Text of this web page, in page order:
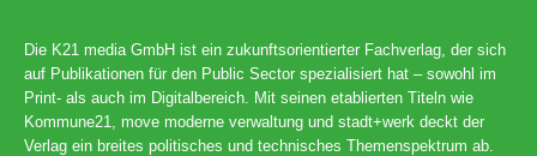
Die K21 media GmbH ist ein zukunftsorientierter Fachverlag, der sich
auf Publikationen für den Public Sector spezialisiert hat – sowohl im
Print- als auch im Digitalbereich. Mit seinen etablierten Titeln wie
Kommune21, move moderne verwaltung und stadt+werk deckt der
Verlag ein breites politisches und technisches Themenspektrum ab.